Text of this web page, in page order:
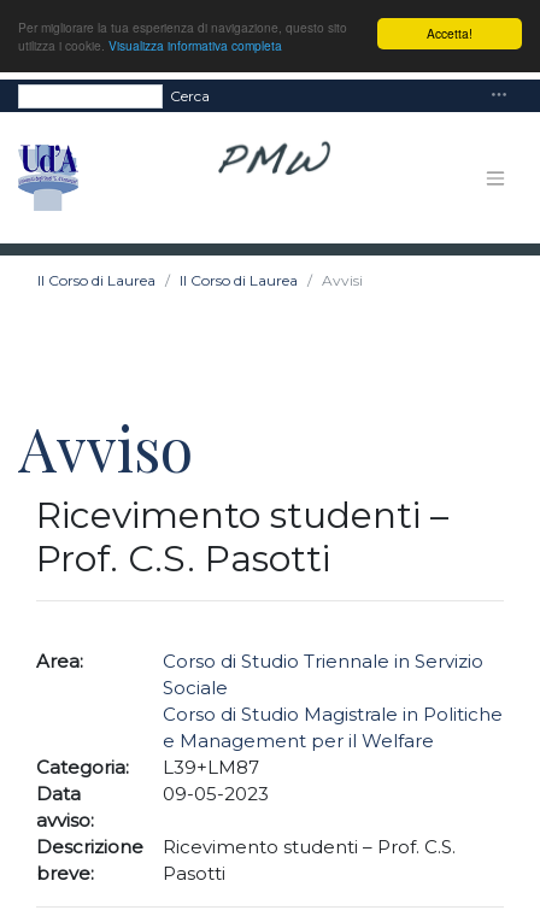
Accetta!
Per migliorare la tua esperienza di navigazione, questo sito
utilizza i cookie. Visualizza informativa completa
Cerca
Il Corso di Laurea Il Corso di Laurea Avvisi
Avviso
Ricevimento studenti –
Prof. C.S. Pasotti
Area:
Corso di Studio Triennale in Servizio
Sociale
Corso di Studio Magistrale in Politiche
e Management per il Welfare
Categoria:
L39+LM87
Data
avviso:
09-05-2023
Descrizione
breve:
Ricevimento studenti – Prof. C.S.
Pasotti